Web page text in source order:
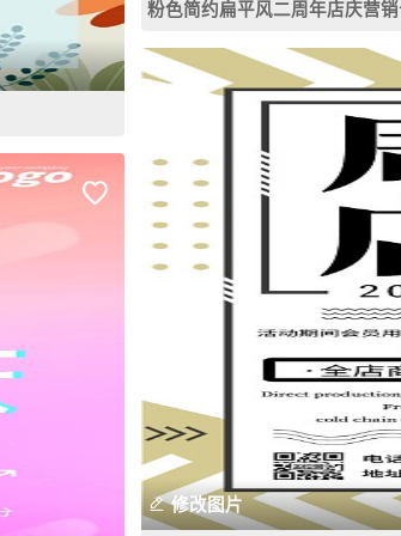
粉色简约扁平风二周年店庆营
修改图片